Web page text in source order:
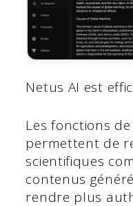
Netus AI est
Les fonctions
permettent de
scientifiques
contenus
rendre plus